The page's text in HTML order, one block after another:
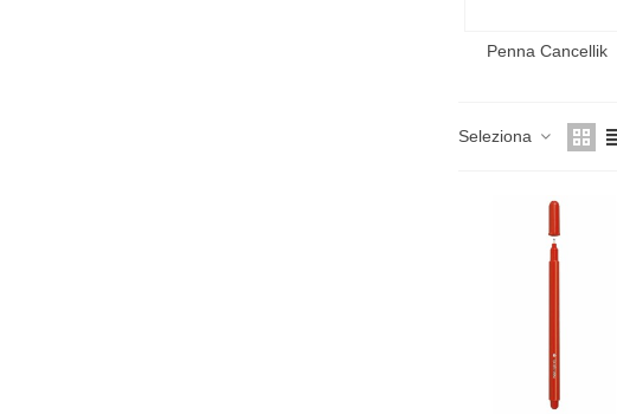
Penna Cancellik
Seleziona